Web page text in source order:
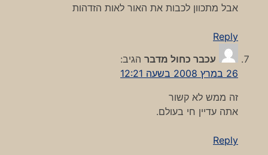
אבל מתכוון לכבות את האור לאות הזדהות
Reply
עכבר כחול מדבר הגיב:
26 במרץ 2008 בשעה 12:21
זה ממש לא קשור
אתה עדיין חי בעולם.
Reply